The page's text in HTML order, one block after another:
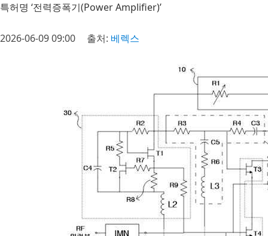
특허명 ‘전력증폭기(Power Amplifier)’
2026-06-09 09:00 출처: 베렉스